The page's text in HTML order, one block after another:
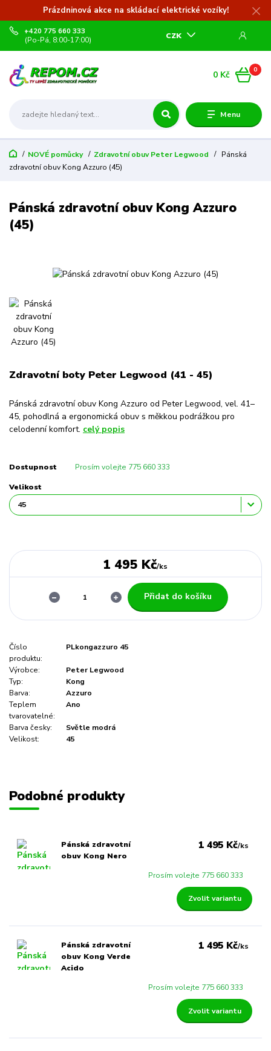
Prázdninová akce na skládací elektrické vozíky!
Menu
CZK
+420 775 660 333
(Po-Pá, 8:00-17:00)
0
0 Kč
NOVÉ pomůcky Zdravotní obuv Peter Legwood
Pánská
zdravotní obuv Kong Azzuro (45)
Pánská zdravotní obuv Kong Azzuro
(45)
Zdravotní boty Peter Legwood (41 - 45)
Pánská zdravotní obuv Kong Azzuro od Peter Legwood, vel. 41–
45, pohodlná a ergonomická obuv s měkkou podrážkou pro
celodenní komfort. celý popis
Dostupnost Prosím volejte 775 660 333
Velikost
1 495 Kč/ks
Přidat do košíku
Číslo
produktu:
PLkongazzuro 45
Výrobce:
Peter Legwood
Typ:
Kong
Barva:
Azzuro
Teplem
tvarovatelné:
Ano
Barva česky:
Světle modrá
Velikost:
45
Podobné produkty
Pánská zdravotní
obuv Kong Nero
1 495 Kč/ks
Prosím volejte 775 660 333
Zvolit variantu
Pánská zdravotní
obuv Kong Verde
Acido
1 495 Kč/ks
Prosím volejte 775 660 333
Zvolit variantu